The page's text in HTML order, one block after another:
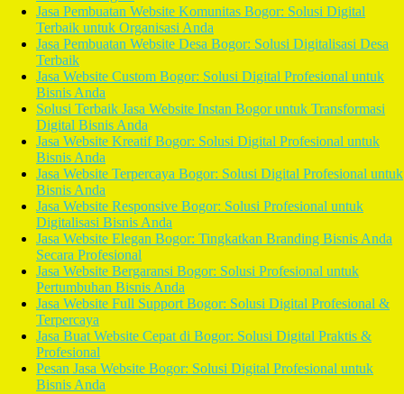
Jasa Pembuatan Website Komunitas Bogor: Solusi Digital
Terbaik untuk Organisasi Anda
Jasa Pembuatan Website Desa Bogor: Solusi Digitalisasi Desa
Terbaik
Jasa Website Custom Bogor: Solusi Digital Profesional untuk
Bisnis Anda
Solusi Terbaik Jasa Website Instan Bogor untuk Transformasi
Digital Bisnis Anda
Jasa Website Kreatif Bogor: Solusi Digital Profesional untuk
Bisnis Anda
Jasa Website Terpercaya Bogor: Solusi Digital Profesional untuk
Bisnis Anda
Jasa Website Responsive Bogor: Solusi Profesional untuk
Digitalisasi Bisnis Anda
Jasa Website Elegan Bogor: Tingkatkan Branding Bisnis Anda
Secara Profesional
Jasa Website Bergaransi Bogor: Solusi Profesional untuk
Pertumbuhan Bisnis Anda
Jasa Website Full Support Bogor: Solusi Digital Profesional &
Terpercaya
Jasa Buat Website Cepat di Bogor: Solusi Digital Praktis &
Profesional
Pesan Jasa Website Bogor: Solusi Digital Profesional untuk
Bisnis Anda